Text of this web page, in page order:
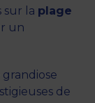
sur la plage
un
de